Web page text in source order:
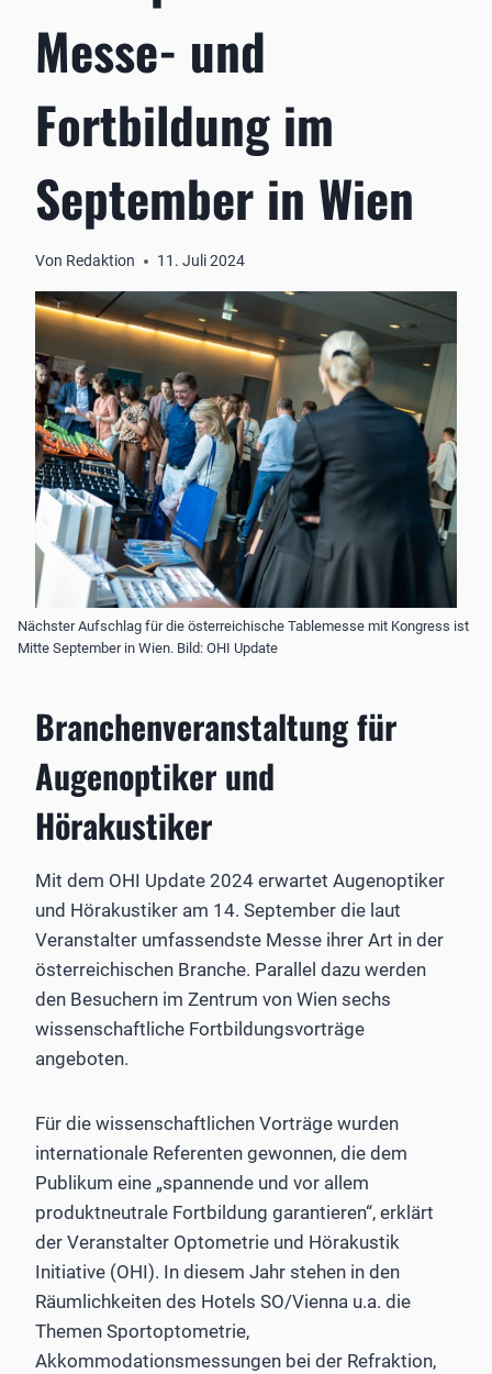
Messe- und
Fortbildung im
September in Wien
Von Redaktion 11. Juli 2024
Nächster Aufschlag für die österreichische Tablemesse mit Kongress ist
Mitte September in Wien. Bild: OHI Update
Branchenveranstaltung für
Augenoptiker und
Hörakustiker
Mit dem OHI Update 2024 erwartet Augenoptiker
und Hörakustiker am 14. September die laut
Veranstalter umfassendste Messe ihrer Art in der
österreichischen Branche. Parallel dazu werden
den Besuchern im Zentrum von Wien sechs
wissenschaftliche Fortbildungsvorträge
angeboten.
Für die wissenschaftlichen Vorträge wurden
internationale Referenten gewonnen, die dem
Publikum eine „spannende und vor allem
produktneutrale Fortbildung garantieren“, erklärt
der Veranstalter Optometrie und Hörakustik
Initiative (OHI). In diesem Jahr stehen in den
Räumlichkeiten des Hotels SO/Vienna u.a. die
Themen Sportoptometrie,
Akkommodationsmessungen bei der Refraktion,